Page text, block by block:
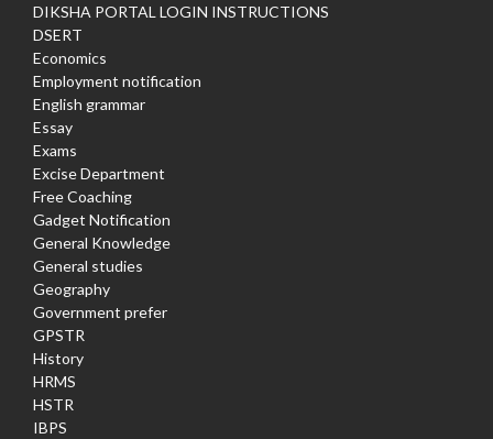
DIKSHA PORTAL LOGIN INSTRUCTIONS
DSERT
Economics
Employment notification
English grammar
Essay
Exams
Excise Department
Free Coaching
Gadget Notification
General Knowledge
General studies
Geography
Government prefer
GPSTR
History
HRMS
HSTR
IBPS